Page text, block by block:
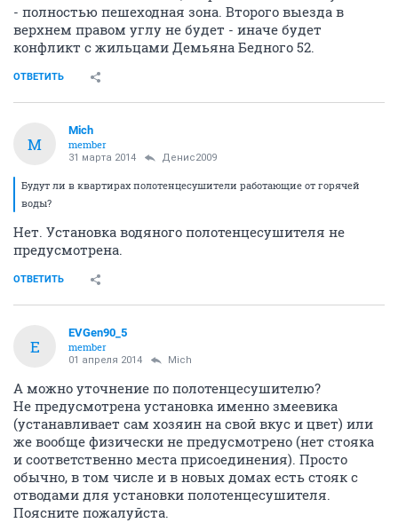
- полностью пешеходная зона. Второго выезда в
верхнем правом углу не будет - иначе будет
конфликт с жильцами Демьяна Бедного 52.
ОТВЕТИТЬ
M
Mich
member
31 марта 2014 Денис2009
Будут ли в квартирах полотенцесушители работающие от горячей
воды?
Нет. Установка водяного полотенцесушителя не
предусмотрена.
ОТВЕТИТЬ
E
EVGen90_5
member
01 апреля 2014 Mich
А можно уточнение по полотенцесушителю?
Не предусмотрена установка именно змеевика
(устанавливает сам хозяин на свой вкус и цвет) или
же вообще физически не предусмотрено (нет стояка
и соответственно места присоединения). Просто
обычно, в том числе и в новых домах есть стояк с
отводами для установки полотенцесушителя.
Поясните пожалуйста.